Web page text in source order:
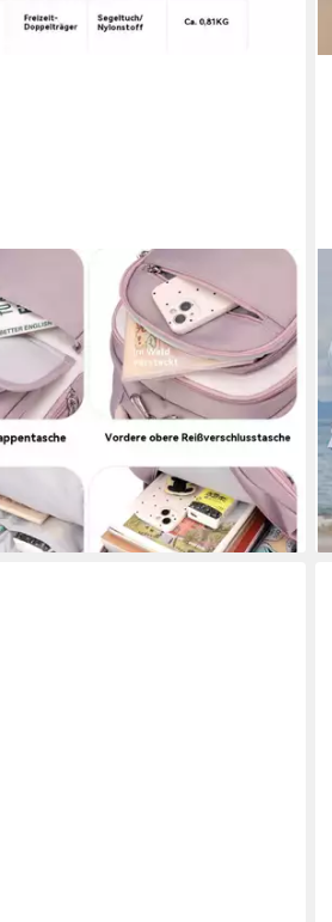
Kinderrucksack
mehrlagiges Design,
und strapazierfähig), Für alle
vielseitiges Design
€
bei dir
+1